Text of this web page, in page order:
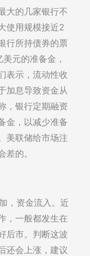
大的几家银行不
使用规模接近2
行所持债券的票
元的准备金，
表示，流动性收
加息导致资金从
，银行定期融资
金，以减少准备
美联储给市场注
的。
，资金流入。近
，一般都发生在
后市。判断这波
还会上涨，建议